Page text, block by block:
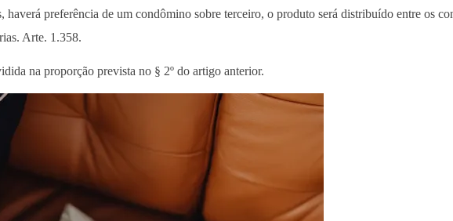
haverá preferência de um condômino sobre terceiro, o produto será distribuído entre os
Arte. 1.358.
na proporção prevista no § 2º do artigo anterior.